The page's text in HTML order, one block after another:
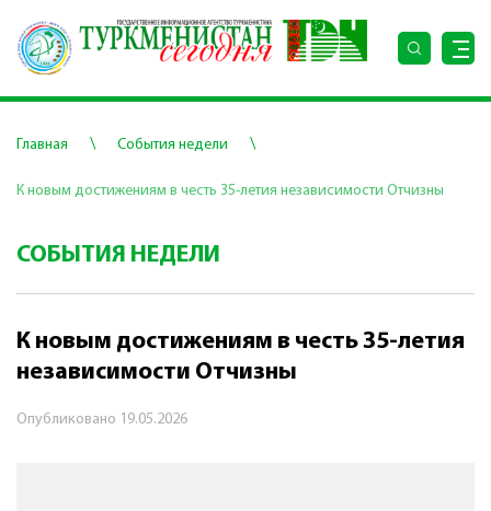
Главная \ События недели \
К новым достижениям в честь 35-летия независимости Отчизны
СОБЫТИЯ НЕДЕЛИ
К новым достижениям в честь 35-летия
независимости Отчизны
Опубликовано 19.05.2026